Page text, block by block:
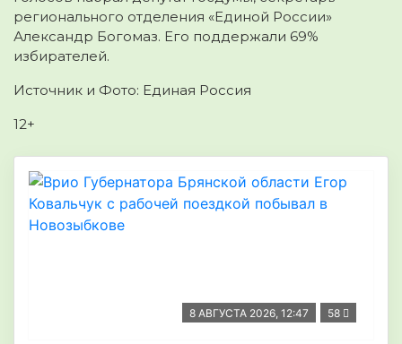
регионального отделения «Единой России»
Александр Богомаз. Его поддержали 69%
избирателей.
Источник и Фото: Единая Россия
12+
8 АВГУСТА 2026, 12:47 58